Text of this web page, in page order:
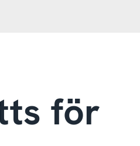
för